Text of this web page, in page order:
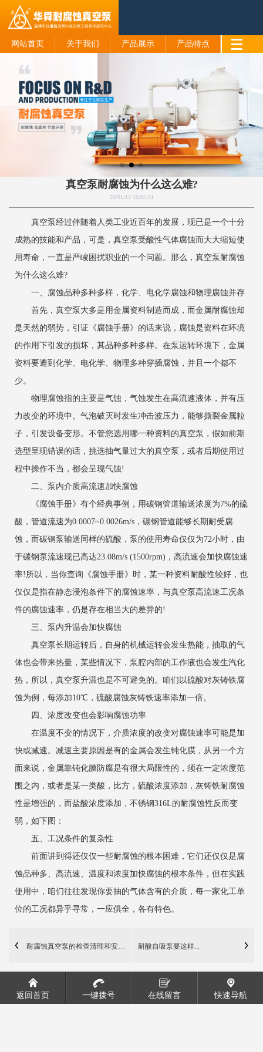
网站首页 关于我们 产品展示 产品特点
真空泵耐腐蚀为什么这么难?
26/01/12 16:05:01
真空泵经过伴随着人类工业近百年的发展，现已是一个十分
成熟的技能和产品，可是，真空泵受酸性气体腐蚀而大大缩短使
用寿命，一直是严峻困扰职业的一个问题。那么，真空泵耐腐蚀
为什么这么难?
一、腐蚀品种多种多样，化学、电化学腐蚀和物理腐蚀并存
首先，真空泵大多是用金属资料制造而成，而金属耐腐蚀却
是天然的弱势，引证《腐蚀手册》的话来说，腐蚀是资料在环境
的作用下引发的损坏，其品种多种多样。在泵运转环境下，金属
资料要遭到化学、电化学、物理多种穿插腐蚀，并且一个都不
少。
物理腐蚀指的主要是气蚀，气蚀发生在高流速液体，并有压
力改变的环境中。气泡破灭时发生冲击波压力，能够撕裂金属粒
子，引发设备变形。不管您选用哪一种资料的真空泵，假如前期
选型呈现错误的话，挑选抽气量过大的真空泵，或者后期使用过
程中操作不当，都会呈现气蚀!
二、泵内介质高流速加快腐蚀
《腐蚀手册》有个经典事例，用碳钢管道输送浓度为7%的硫
酸，管道流速为0.0007~0.0026m/s，碳钢管道能够长期耐受腐
蚀，而碳钢泵输送同样的硫酸，泵的使用寿命仅仅为72小时，由
于碳钢泵流速现已高达23.08m/s (1500rpm)，高流速会加快腐蚀速
率!所以，当你查询《腐蚀手册》时，某一种资料耐酸性较好，也
仅仅是指在静态浸泡条件下的腐蚀速率，与真空泵高流速工况条
件的腐蚀速率，仍是存在相当大的差异的!
三、泵内升温会加快腐蚀
真空泵长期运转后，自身的机械运转会发生热能，抽取的气
体也会带来热量，某些情况下，泵腔内部的工作液也会发生汽化
热，所以，真空泵升温也是不可避免的。咱们以硫酸对灰铸铁腐
蚀为例，每添加10℃，硫酸腐蚀灰铸铁速率添加一倍。
四、浓度改变也会影响腐蚀功率
在温度不变的情况下，介质浓度的改变对腐蚀速率可能是加
快或减速。减速主要原因是有的金属会发生钝化膜，从另一个方
面来说，金属靠钝化膜防腐是有很大局限性的，须在一定浓度范
围之内，或者是某一类酸，比方，硫酸浓度添加，灰铸铁耐腐蚀
性是增强的，而盐酸浓度添加，不锈钢316L的耐腐蚀性反而变
弱，如下图：
五、工况条件的复杂性
前面讲到得还仅仅一些耐腐蚀的根本困难，它们还仅仅是腐
蚀品种多、高流速、温度和浓度加快腐蚀的根本条件，但在实践
使用中，咱们往往发现你要抽的气体含有的介质，每一家化工单
位的工况都异乎寻常，一应俱全，各有特色。
耐腐蚀真空泵的检查清理和安装前准备耐酸自吸泵要这样...
返回首页 一键拨号 在线留言 快速导航